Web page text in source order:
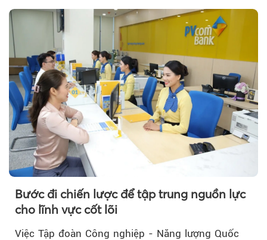
Bước đi chiến lược để tập trung nguồn lực
cho lĩnh vực cốt lõi
Việc Tập đoàn Công nghiệp - Năng lượng Quốc